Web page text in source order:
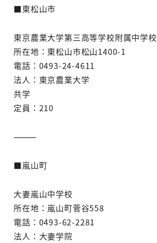
■東松山市
東京農業大学第三高等学校附属中学校
所在地：東松山市松山1400-1
電話：0493-24-4611
法人：東京農業大学
共学
定員：210
⸻
■嵐山町
大妻嵐山中学校
所在地：嵐山町菅谷558
電話：0493-62-2281
法人：大妻学院